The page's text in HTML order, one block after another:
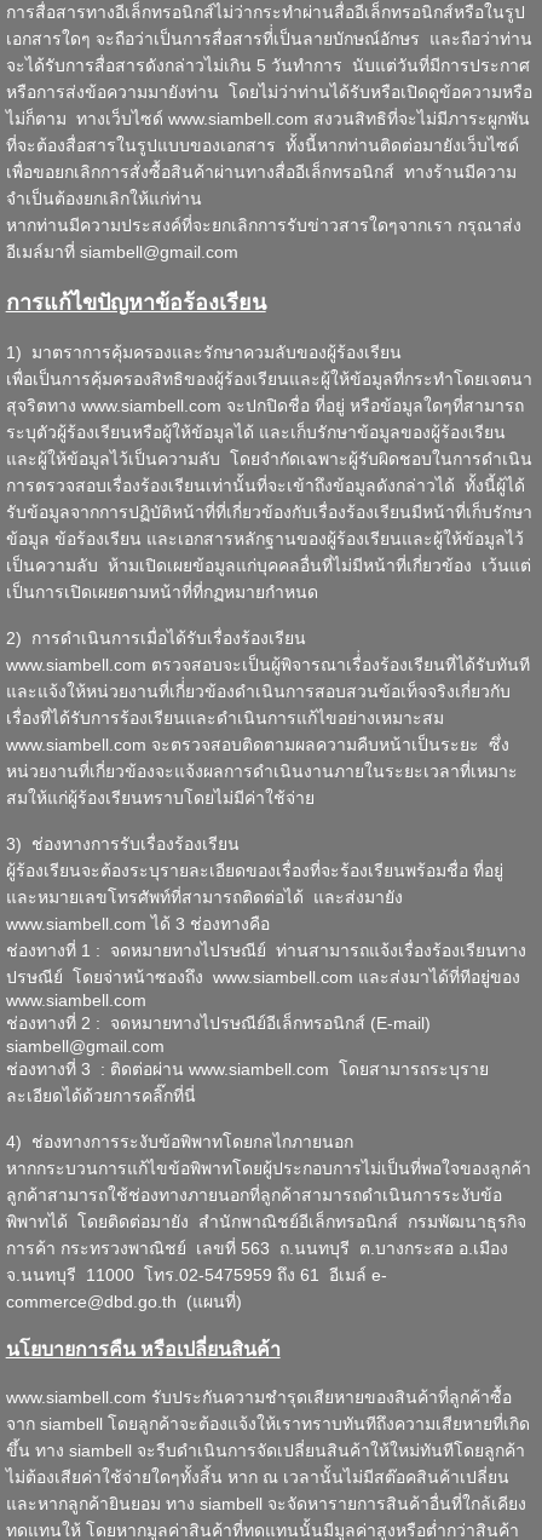
การสื่อสารทางอีเล็กทรอนิกส์ไม่ว่ากระทำผ่านสื่ออีเล็กทรอนิกส์หรือในรูป
เอกสารใดๆ จะถือว่าเป็นการสื่อสารที่่เป็นลายบักษณ์อักษร และถือว่าท่าน
จะได้รับการสื่อสารดังกล่าวไม่เกิน 5 วันทำการ นับแต่วันที่มีการประกาศ
หรือการส่งข้อความมายังท่าน โดยไม่ว่าท่านได้รับหรือเปิดดูข้อความหรือ
ไม่ก็ตาม ทางเว็บไซด์ www.siambell.com สงวนสิทธิที่จะไม่มีภาระผูกพัน
ที่จะต้องสื่อสารในรูปแบบของเอกสาร ทั้งนี้หากท่านติดต่อมายังเว็บไซด์
เพื่อขอยกเลิกการสั่งซื้อสินค้าผ่านทางสื่ออีเล็กทรอนิกส์ ทางร้านมีความ
จำเป็นต้องยกเลิกให้แก่ท่าน
หากท่านมีความประสงค์ที่จะยกเลิกการรับข่าวสารใดๆจากเรา กรุณาส่ง
อีเมล์มาที่ siambell@gmail.com
การแก้ไขปัญหาข้อร้องเรียน
1) มาตราการคุ้มครองและรักษาควมลับของผู้ร้องเรียน
เพื่อเป็นการคุ้มครองสิทธิของผู้ร้องเรียนและผู้ให้ข้อมูลที่กระทำโดยเจตนา
สุจริตทาง www.siambell.com จะปกปิดชื่อ ที่อยู่ หรือข้อมูลใดๆที่สามารถ
ระบุตัวผู้ร้องเรียนหรือผู้ให้ข้อมูลได้ และเก็บรักษาข้อมูลของผู้ร้องเรียน
และผู้ให้ข้อมูลไว้เป็นความลับ โดยจำกัดเฉพาะผู้รับผิดชอบในการดำเนิน
การตรวจสอบเรื่องร้องเรียนเท่านั้นที่จะเข้าถึงข้อมูลดังกล่าวได้ ทั้งนี้ผู้ได้
รับข้อมูลจากการปฏิบัติหน้าที่ที่เกี่ยวข้องกับเรื่องร้องเรียนมีหน้าที่เก็บรักษา
ข้อมูล ข้อร้องเรียน และเอกสารหลักฐานของผู้ร้องเรียนและผู้ให้ข้อมูลไว้
เป็นความลับ ห้ามเปิดเผยข้อมูลแก่บุคคลอื่นที่ไม่มีหน้าที่เกี่ยวข้อง เว้นแต่
เป็นการเปิดเผยตามหน้าที่ที่กฏหมายกำหนด
2) การดำเนินการเมื่อได้รับเรื่องร้องเรียน
www.siambell.com ตรวจสอบจะเป็นผู้พิจารณาเรื่่องร้องเรียนที่ได้รับทันที
และแจ้งให้หน่วยงานที่เกี่่ยวข้องดำเนินการสอบสวนข้อเท็จจริงเกี่ยวกับ
เรื่องที่ได้รับการร้องเรียนและดำเนินการแก้ไขอย่างเหมาะสม
www.siambell.com จะตรวจสอบติดตามผลความคืบหน้าเป็นระยะ ซึ่ง
หน่วยงานที่เกี่ยวข้องจะแจ้งผลการดำเนินงานภายในระยะเวลาที่เหมาะ
สมให้แก่ผู้ร้องเรียนทราบโดยไม่มีค่าใช้จ่าย
3) ช่องทางการรับเรื่องร้องเรียน
ผู้ร้องเรียนจะต้องระบุรายละเอียดของเรื่องที่จะร้องเรียนพร้อมชื่อ ที่อยู่
และหมายเลขโทรศัพท์ที่สามารถติดต่อได้ และส่งมายัง
www.siambell.com ได้ 3 ช่องทางคือ
ช่องทางที่ 1 : จดหมายทางไปรษณีย์ ท่านสามารถแจ้งเรื่องร้องเรียนทาง
ปรษณีย์ โดยจ่าหน้าซองถึง www.siambell.com และส่งมาได้ที่ทีอยู่ของ
www.siambell.com
ช่องทางที่ 2 : จดหมายทางไปรษณีย์อีเล็กทรอนิกส์ (E-mail)
siambell@gmail.com
ช่องทางที่ 3 : ติดต่อผ่าน www.siambell.com โดยสามารถระบุราย
ละเอียดได้ด้วยการคลิ๊กที่นี่
4) ช่องทางการระงับข้อพิพาทโดยกลไกภายนอก
หากกระบวนการแก้ไขข้อพิพาทโดยผู้ประกอบการไม่เป็นที่พอใจของลูกค้า
ลูกค้าสามารถใช้ช่องทางภายนอกที่ลูกค้าสามารถดำเนินการระงับข้อ
พิพาทได้ โดยติดต่อมายัง สำนักพาณิชย์อีเล็กทรอนิกส์ กรมพัฒนาธุรกิจ
การค้า กระทรวงพาณิชย์ เลขที่ 563 ถ.นนทบุรี ต.บางกระสอ อ.เมือง
จ.นนทบุรี 11000 โทร.02-5475959 ถึง 61 อีเมล์ e-
commerce@dbd.go.th
(แผนที่)
นโยบายการคืน หรือเปลี่ยนสินค้า
www.siambell.com รับประกันความชำรุดเสียหายของสินค้าที่ลูกค้าซื้อ
จาก siambell โดยลูกค้าจะต้องแจ้งให้เราทราบทันทีถึงความเสียหายที่เกิด
ขึ้น ทาง siambell จะรีบดำเนินการจัดเปลี่ยนสินค้าให้ใหม่ทันทีโดยลูกค้า
ไม่ต้องเสียค่าใช้จ่ายใดๆทั้งสิ้น หาก ณ เวลานั้นไม่มีสต๊อคสินค้าเปลี่ยน
และหากลูกค้ายินยอม ทาง siambell จะจัดหารายการสินค้าอื่นที่ใกล้เคียง
ทดแทนให้ โดยหากมูลค่าสินค้าที่ทดแทนนั้นมีมูลค่าสูงหรือต่ำกว่าสินค้า